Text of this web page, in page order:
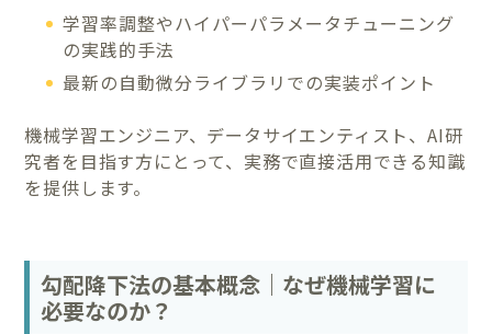
学習率調整やハイパーパラメータチューニング
の実践的手法
最新の自動微分ライブラリでの実装ポイント
機械学習エンジニア、データサイエンティスト、AI研
究者を目指す方にとって、実務で直接活用できる知識
を提供します。
勾配降下法の基本概念｜なぜ機械学習に
必要なのか？